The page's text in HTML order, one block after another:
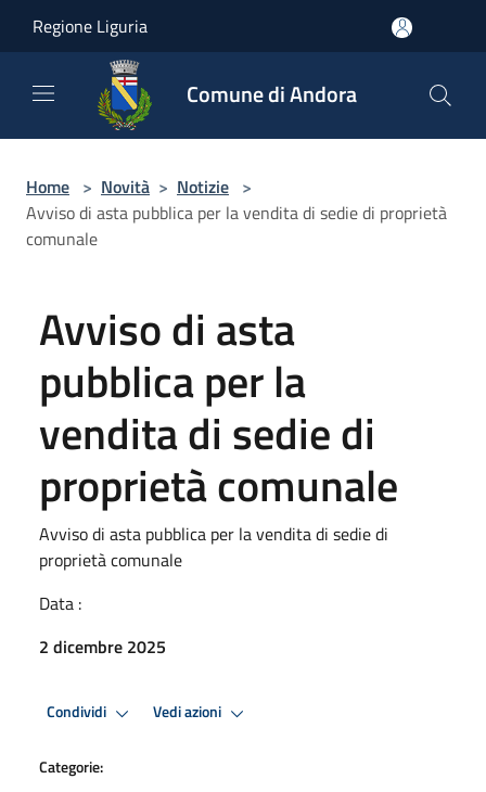
Regione Liguria
Comune di Andora
Home > Novità > Notizie >
Avviso di asta pubblica per la vendita di sedie di proprietà
comunale
Avviso di asta
pubblica per la
vendita di sedie di
proprietà comunale
Avviso di asta pubblica per la vendita di sedie di
proprietà comunale
Data :
2 dicembre 2025
Condividi Vedi azioni
Categorie: